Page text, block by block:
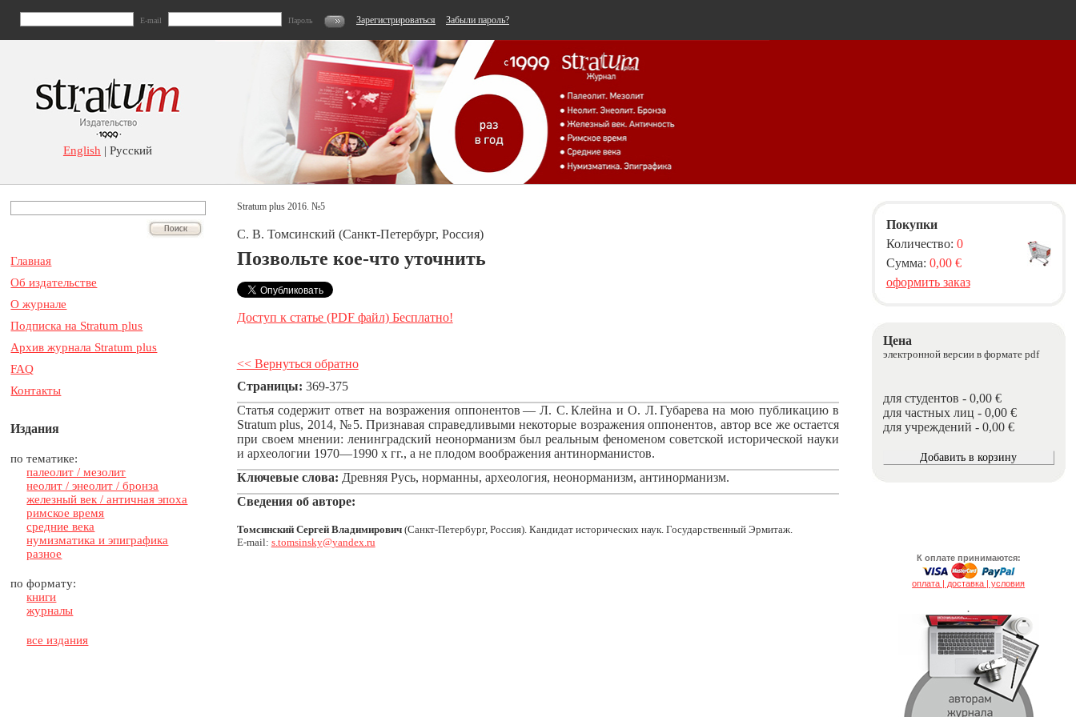
E-mail Пароль Зарегистрироваться Забыли пароль?
English | Русский
Главная
Об издательстве
О журнале
Подписка на Stratum plus
Архив журнала Stratum plus
FAQ
Контакты
Издания
по тематике:
палеолит / мезолит
неолит / энеолит / бронза
железный век / античная эпоха
римское время
средние века
нумизматика и эпиграфика
разное
по формату:
книги
журналы
все издания
Stratum plus 2016. №5
С. В. Томсинский (Санкт-Петербург, Россия)
Позвольте кое-что уточнить
Доступ к статье (PDF файл) Бесплатно!
<< Вернуться обратно
Страницы: 369-375
Статья содержит ответ на возражения оппонентов — Л. С. Клейна и О. Л. Губарева на мою публикацию в
Stratum plus, 2014, № 5. Признавая справедливыми некоторые возражения оппонентов, автор все же остается
при своем мнении: ленинградский неонорманизм был реальным феноменом советской исторической науки
и археологии 1970—1990 х гг., а не плодом воображения антинорманистов.
Ключевые слова: Древняя Русь, норманны, археология, неонорманизм, антинорманизм.
Сведения об авторе:
Томсинский Сергей Владимирович(Санкт-Петербург, Россия). Кандидат исторических наук. Государственный Эрмитаж.
E-mail: s.tomsinsky@yandex.ru
Покупки
Количество: 0
Сумма: 0,00 €
оформить заказ
Цена
электронной версии в формате pdf
для студентов - 0,00 €
для частных лиц - 0,00 €
для учреждений - 0,00 €
К оплате принимаются:
оплата | доставка | условия
.